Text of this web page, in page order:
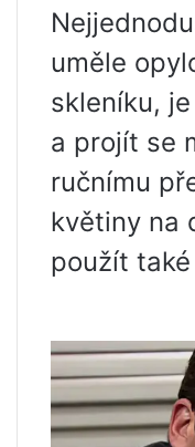
uměle
skleníku,
a projít se
ručnímu
květiny na
použít